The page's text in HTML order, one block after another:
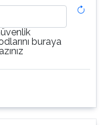
buraya